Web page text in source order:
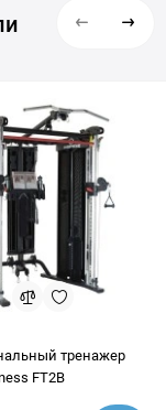
тренажер
FT2B